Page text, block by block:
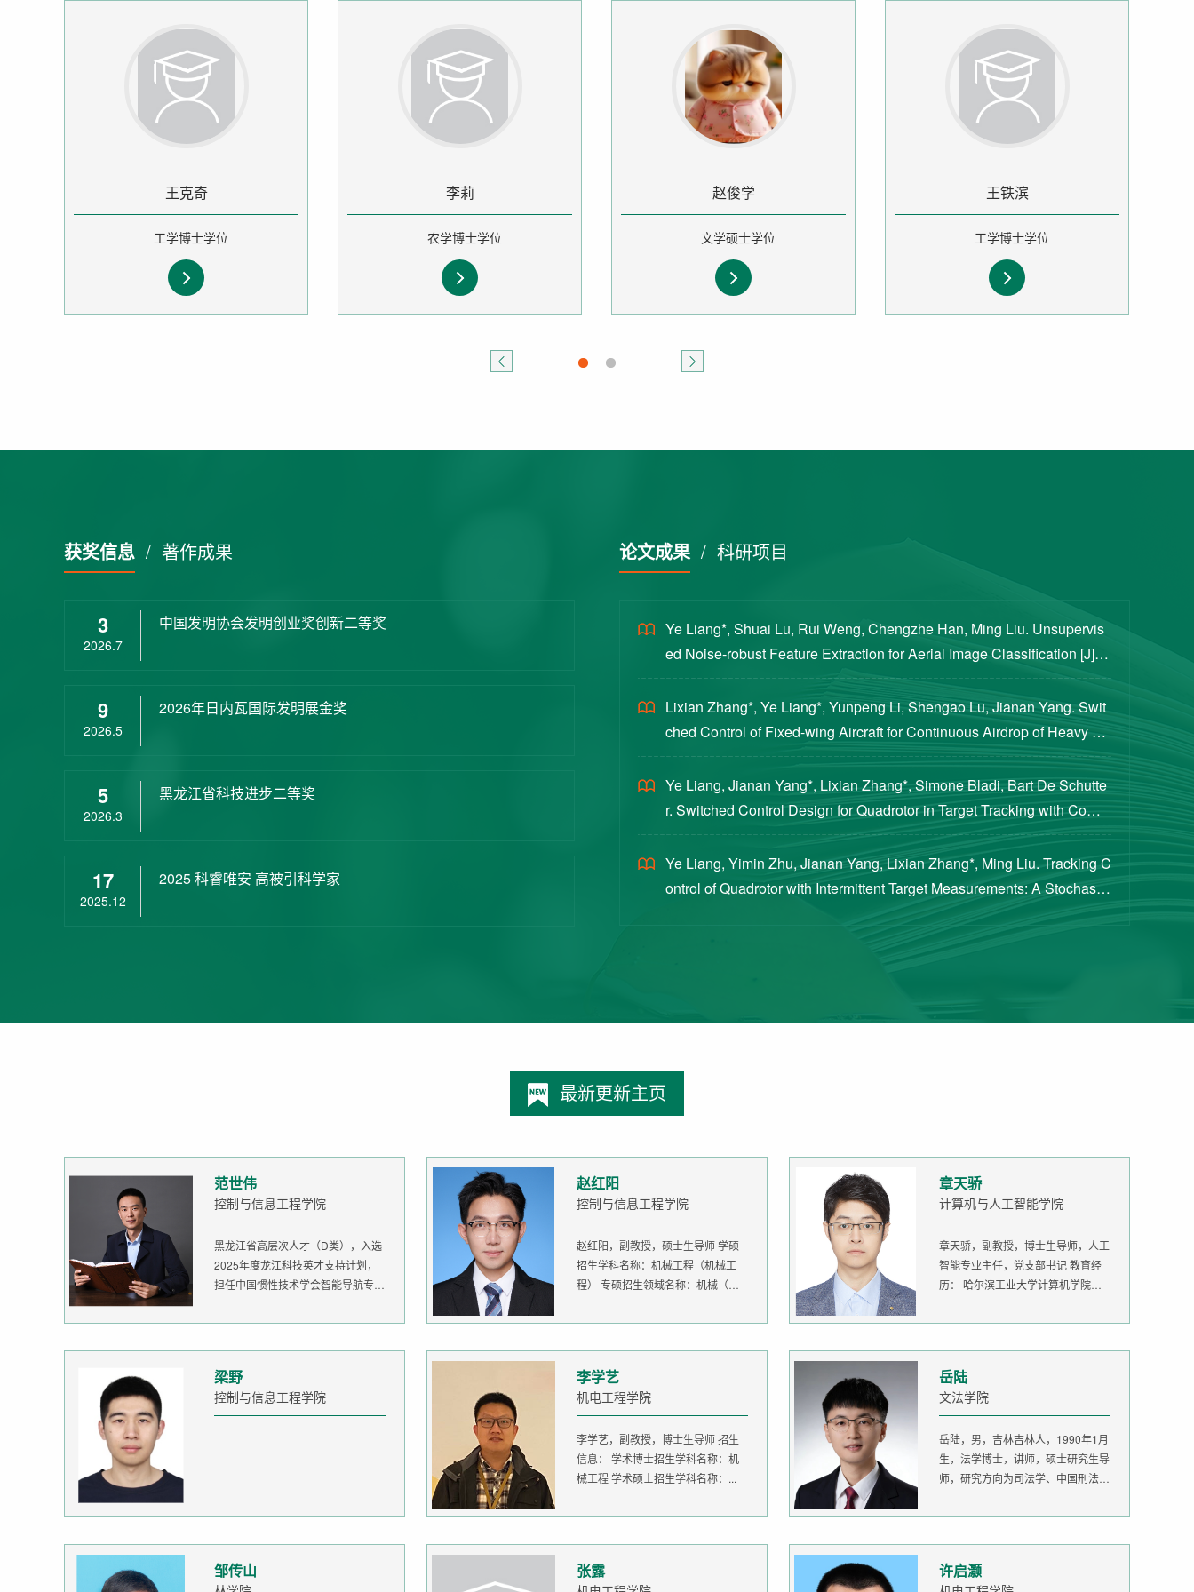
王克奇
工学博士学位
李莉
农学博士学位
赵俊学
文学硕士学位
王铁滨
工学博士学位
获奖信息 / 著作成果
3
2026.7
中国发明协会发明创业奖创新二等奖
9
2026.5
2026年日内瓦国际发明展金奖
5
2026.3
黑龙江省科技进步二等奖
17
2025.12
2025 科睿唯安 高被引科学家
论文成果/ 科研项目
Ye Liang*, Shuai Lu, Rui Weng, Chengzhe Han, Ming Liu. Unsupervis
ed Noise-robust Feature Extraction for Aerial Image Classification [J]. S
cience China Technological Sciences, 2020, 63(8): 1406-1415...
Lixian Zhang*, Ye Liang*, Yunpeng Li, Shengao Lu, Jianan Yang. Swit
ched Control of Fixed-wing Aircraft for Continuous Airdrop of Heavy Pa
yloads [J]. Journal of Guidance, Control, and Dynamics, 2023...
Ye Liang, Jianan Yang*, Lixian Zhang*, Simone Bladi, Bart De Schutte
r. Switched Control Design for Quadrotor in Target Tracking with Compl
ex Intermittent Measurements [J]. Journal of Guidance, Cont...
Ye Liang, Yimin Zhu, Jianan Yang, Lixian Zhang*, Ming Liu. Tracking C
ontrol of Quadrotor with Intermittent Target Measurements: A Stochastic
最新更新主页
范世伟
控制与信息工程学院
黑龙江省高层次人才（D类），入选
2025年度龙江科技英才支持计划，
担任中国惯性技术学会智能导航专委
赵红阳
控制与信息工程学院
赵红阳，副教授，硕士生导师 学硕
招生学科名称：机械工程（机械工
程） 专硕招生领域名称：机械（机
章天骄
计算机与人工智能学院
章天骄，副教授，博士生导师，人工
智能专业主任，党支部书记 教育经
历： 哈尔滨工业大学计算机学院
梁野
控制与信息工程学院
李学艺
机电工程学院
李学艺，副教授，博士生导师 招生
信息： 学术博士招生学科名称：机
械工程 学术硕士招生学科名称：...
岳陆
文法学院
岳陆，男，吉林吉林人，1990年1月
生，法学博士，讲师，硕士研究生导
师，研究方向为司法学、中国刑法
邹传山 张露 许启灏